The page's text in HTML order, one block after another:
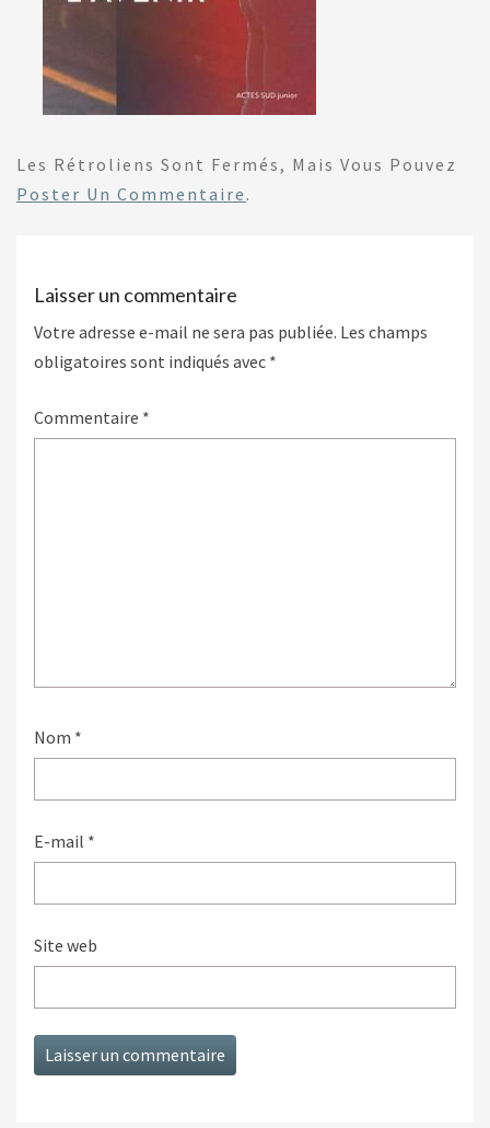
Les Rétroliens Sont Fermés, Mais Vous Pouvez
Poster Un Commentaire .
Laisser un commentaire
Votre adresse e-mail ne sera pas publiée. Les champs
obligatoires sont indiqués avec *
Commentaire *
Nom *
E-mail *
Site web